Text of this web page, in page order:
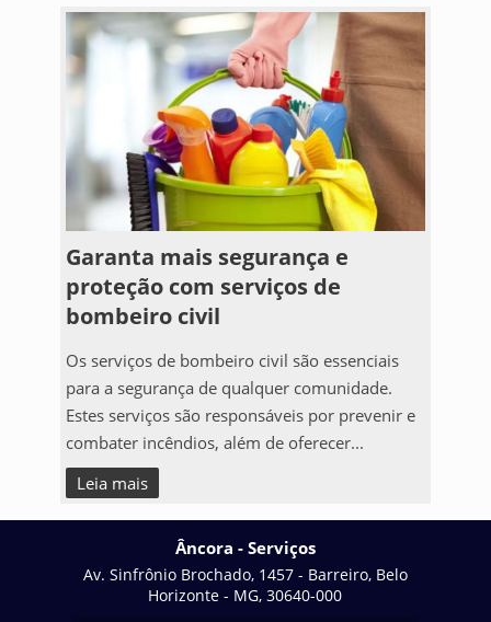
Garanta mais segurança e
proteção com serviços de
bombeiro civil
Os serviços de bombeiro civil são essenciais
para a segurança de qualquer comunidade.
Estes serviços são responsáveis por prevenir e
combater incêndios, além de oferecer...
Leia mais
Âncora - Serviços
Av. Sinfrônio Brochado, 1457 - Barreiro, Belo
Horizonte - MG, 30640-000